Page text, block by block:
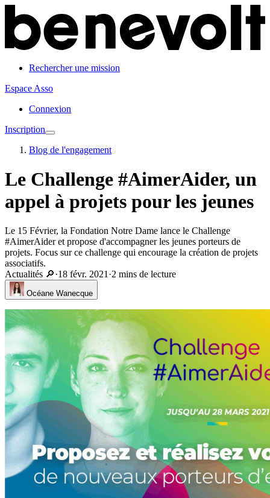
Rechercher une mission
Espace Asso
Connexion
Inscription
Blog de l'engagement
Le Challenge #AimerAider, un
appel à projets pour les jeunes
Le 15 Février, la Fondation Notre Dame lance le Challenge
#AimerAider et propose d'accompagner les jeunes porteurs de
projets. Focus sur ce challenge qui encourage la création de projets
associatifs.
Actualités 🔎·18 févr. 2021·2 mins de lecture
Océane Wanecque